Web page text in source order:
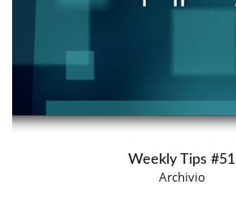
Weekly Tips #51
Archivio